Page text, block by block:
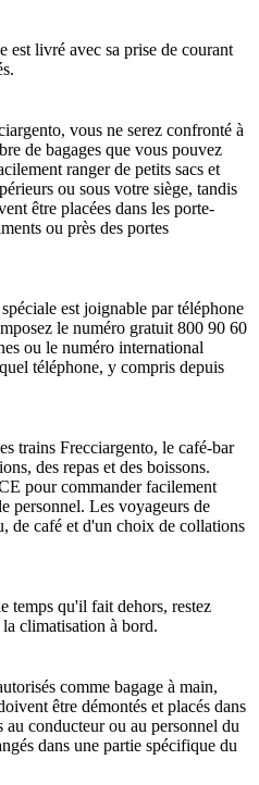
est livré avec sa prise de courant
vous ne serez confronté à
de bagages que vous pouvez
ranger de petits sacs et
ou sous votre siège, tandis
être placées dans les porte-
ou près des portes
est joignable par téléphone
le numéro gratuit 800 90 60
ou le numéro international
téléphone, y compris depuis
trains Frecciargento, le café-bar
des repas et des boissons.
pour commander facilement
personnel. Les voyageurs de
de café et d'un choix de collations
temps qu'il fait dehors, restez
climatisation à bord.
comme bagage à main,
être démontés et placés dans
au conducteur ou au personnel du
dans une partie spécifique du